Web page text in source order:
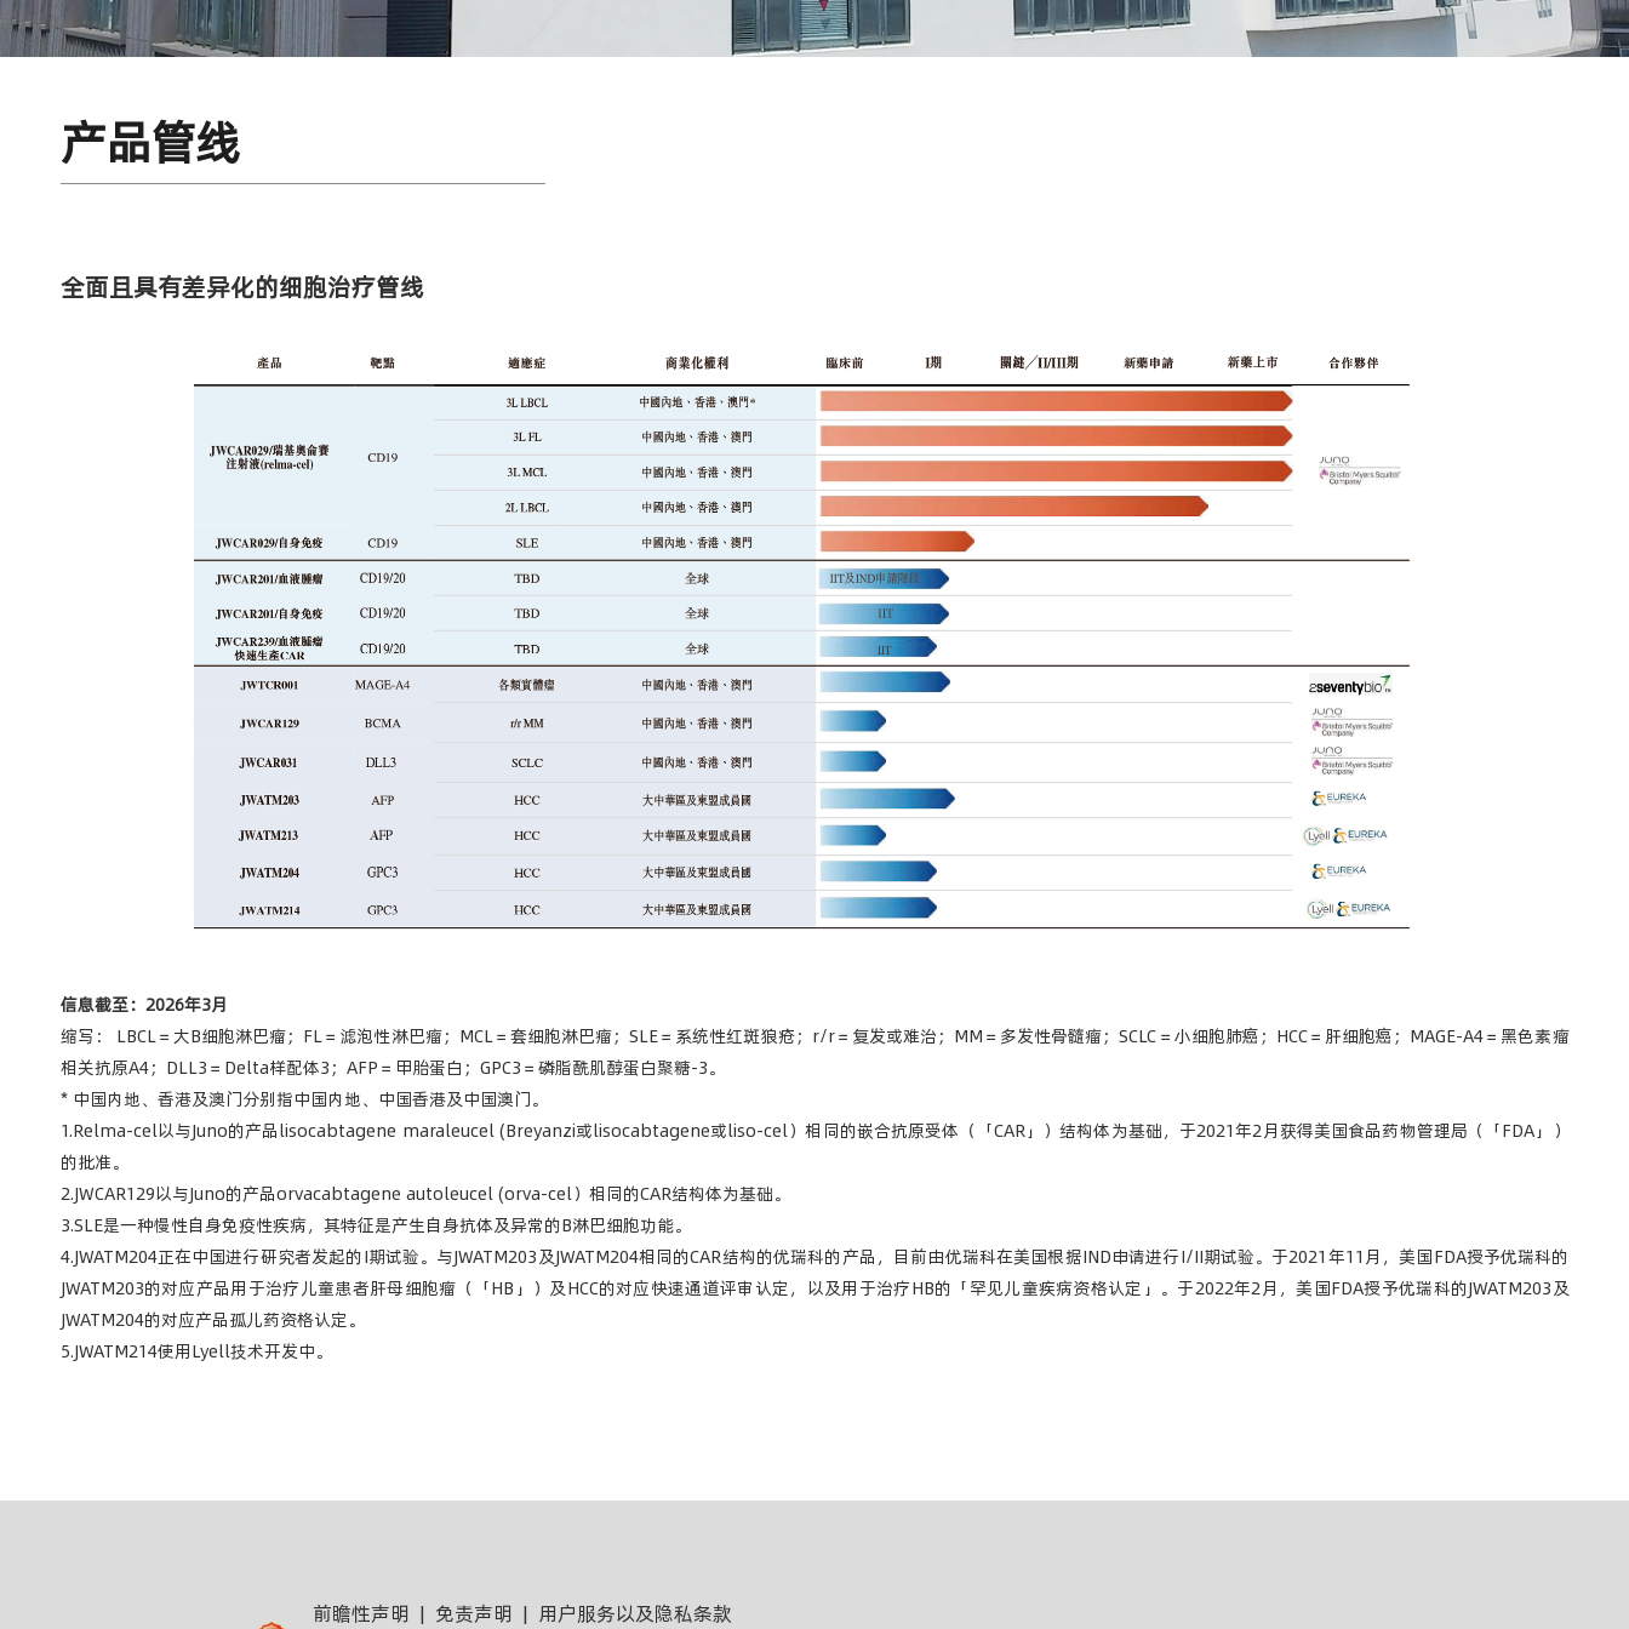
产品管线
全面且具有差异化的细胞治疗管线
信息截至： 2026年3月
缩写： LBCL＝大B细胞淋巴瘤；FL＝滤泡性淋巴瘤；MCL＝套细胞淋巴瘤；SLE＝系统性红斑狼疮；r/r＝复发或难治；MM＝多发性骨髓瘤；SCLC＝小细胞肺癌；HCC＝肝细胞癌；MAGE-A4＝黑色素瘤
相关抗原A4；DLL3＝Delta样配体3；AFP＝甲胎蛋白；GPC3＝磷脂酰肌醇蛋白聚糖-3。
* 中国内地、香港及澳门分别指中国内地、中国香港及中国澳门。
1.Relma-cel以与Juno的产品lisocabtagene maraleucel (Breyanzi或lisocabtagene或liso-cel）相同的嵌合抗原受体（「CAR」）结构体为基础，于2021年2月获得美国食品药物管理局（「FDA」）
的批准。
2.JWCAR129以与Juno的产品orvacabtagene autoleucel (orva-cel）相同的CAR结构体为基础。
3.SLE是一种慢性自身免疫性疾病，其特征是产生自身抗体及异常的B淋巴细胞功能。
4.JWATM204正在中国进行研究者发起的I期试验。与JWATM203及JWATM204相同的CAR结构的优瑞科的产品，目前由优瑞科在美国根据IND申请进行I/II期试验。于2021年11月，美国FDA授予优瑞科的
JWATM203的对应产品用于治疗儿童患者肝母细胞瘤（「HB」）及HCC的对应快速通道评审认定，以及用于治疗HB的「罕见儿童疾病资格认定」。于2022年2月，美国FDA授予优瑞科的JWATM203及
JWATM204的对应产品孤儿药资格认定。
5.JWATM214使用Lyell技术开发中。
前瞻性声明 | 免责声明 | 用户服务以及隐私条款